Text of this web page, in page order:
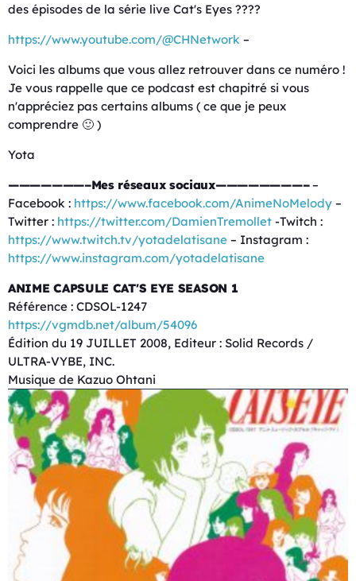
des épisodes de la série live Cat's Eyes ????
https://www.youtube.com/@CHNetwork –
Voici les albums que vous allez retrouver dans ce numéro !
Je vous rappelle que ce podcast est chapitré si vous
n'appréciez pas certains albums ( ce que je peux
comprendre 🙂 )
Yota
———————–Mes réseaux sociaux————————––
Facebook : https://www.facebook.com/AnimeNoMelody –
Twitter : https://twitter.com/DamienTremollet -Twitch :
https://www.twitch.tv/yotadelatisane – Instagram :
https://www.instagram.com/yotadelatisane
ANIME CAPSULE CAT'S EYE SEASON 1
Référence : CDSOL-1247
https://vgmdb.net/album/54096
Édition du 19 JUILLET 2008, Editeur : Solid Records /
ULTRA-VYBE, INC.
Musique de Kazuo Ohtani